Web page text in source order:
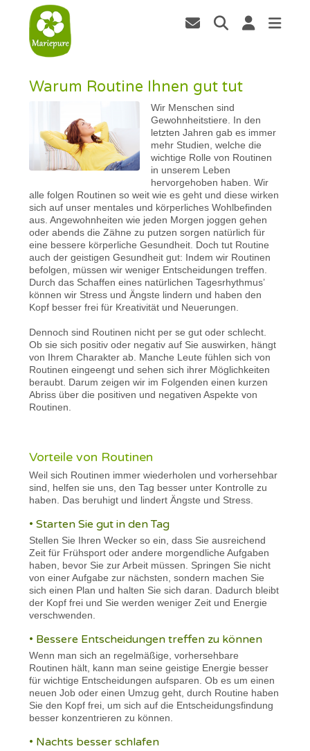
Warum Routine Ihnen gut tut
Wir Menschen sind
Gewohnheitstiere. In den
letzten Jahren gab es immer
mehr Studien, welche die
wichtige Rolle von Routinen
in unserem Leben
hervorgehoben haben. Wir
alle folgen Routinen so weit wie es geht und diese wirken
sich auf unser mentales und körperliches Wohlbefinden
aus. Angewohnheiten wie jeden Morgen joggen gehen
oder abends die Zähne zu putzen sorgen natürlich für
eine bessere körperliche Gesundheit. Doch tut Routine
auch der geistigen Gesundheit gut: Indem wir Routinen
befolgen, müssen wir weniger Entscheidungen treffen.
Durch das Schaffen eines natürlichen Tagesrhythmus’
können wir Stress und Ängste lindern und haben den
Kopf besser frei für Kreativität und Neuerungen.
Dennoch sind Routinen nicht per se gut oder schlecht.
Ob sie sich positiv oder negativ auf Sie auswirken, hängt
von Ihrem Charakter ab. Manche Leute fühlen sich von
Routinen eingeengt und sehen sich ihrer Möglichkeiten
beraubt. Darum zeigen wir im Folgenden einen kurzen
Abriss über die positiven und negativen Aspekte von
Routinen.
Vorteile von Routinen
Weil sich Routinen immer wiederholen und vorhersehbar
sind, helfen sie uns, den Tag besser unter Kontrolle zu
haben. Das beruhigt und lindert Ängste und Stress.
• Starten Sie gut in den Tag
Stellen Sie Ihren Wecker so ein, dass Sie ausreichend
Zeit für Frühsport oder andere morgendliche Aufgaben
haben, bevor Sie zur Arbeit müssen. Springen Sie nicht
von einer Aufgabe zur nächsten, sondern machen Sie
sich einen Plan und halten Sie sich daran. Dadurch bleibt
der Kopf frei und Sie werden weniger Zeit und Energie
verschwenden.
• Bessere Entscheidungen treffen zu können
Wenn man sich an regelmäßige, vorhersehbare
Routinen hält, kann man seine geistige Energie besser
für wichtige Entscheidungen aufsparen. Ob es um einen
neuen Job oder einen Umzug geht, durch Routine haben
Sie den Kopf frei, um sich auf die Entscheidungsfindung
besser konzentrieren zu können.
• Nachts besser schlafen